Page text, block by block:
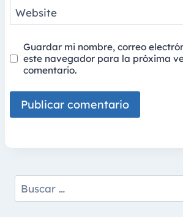
Website
Guardar mi nombre, correo
este navegador para la próxima
comentario.
Buscar: